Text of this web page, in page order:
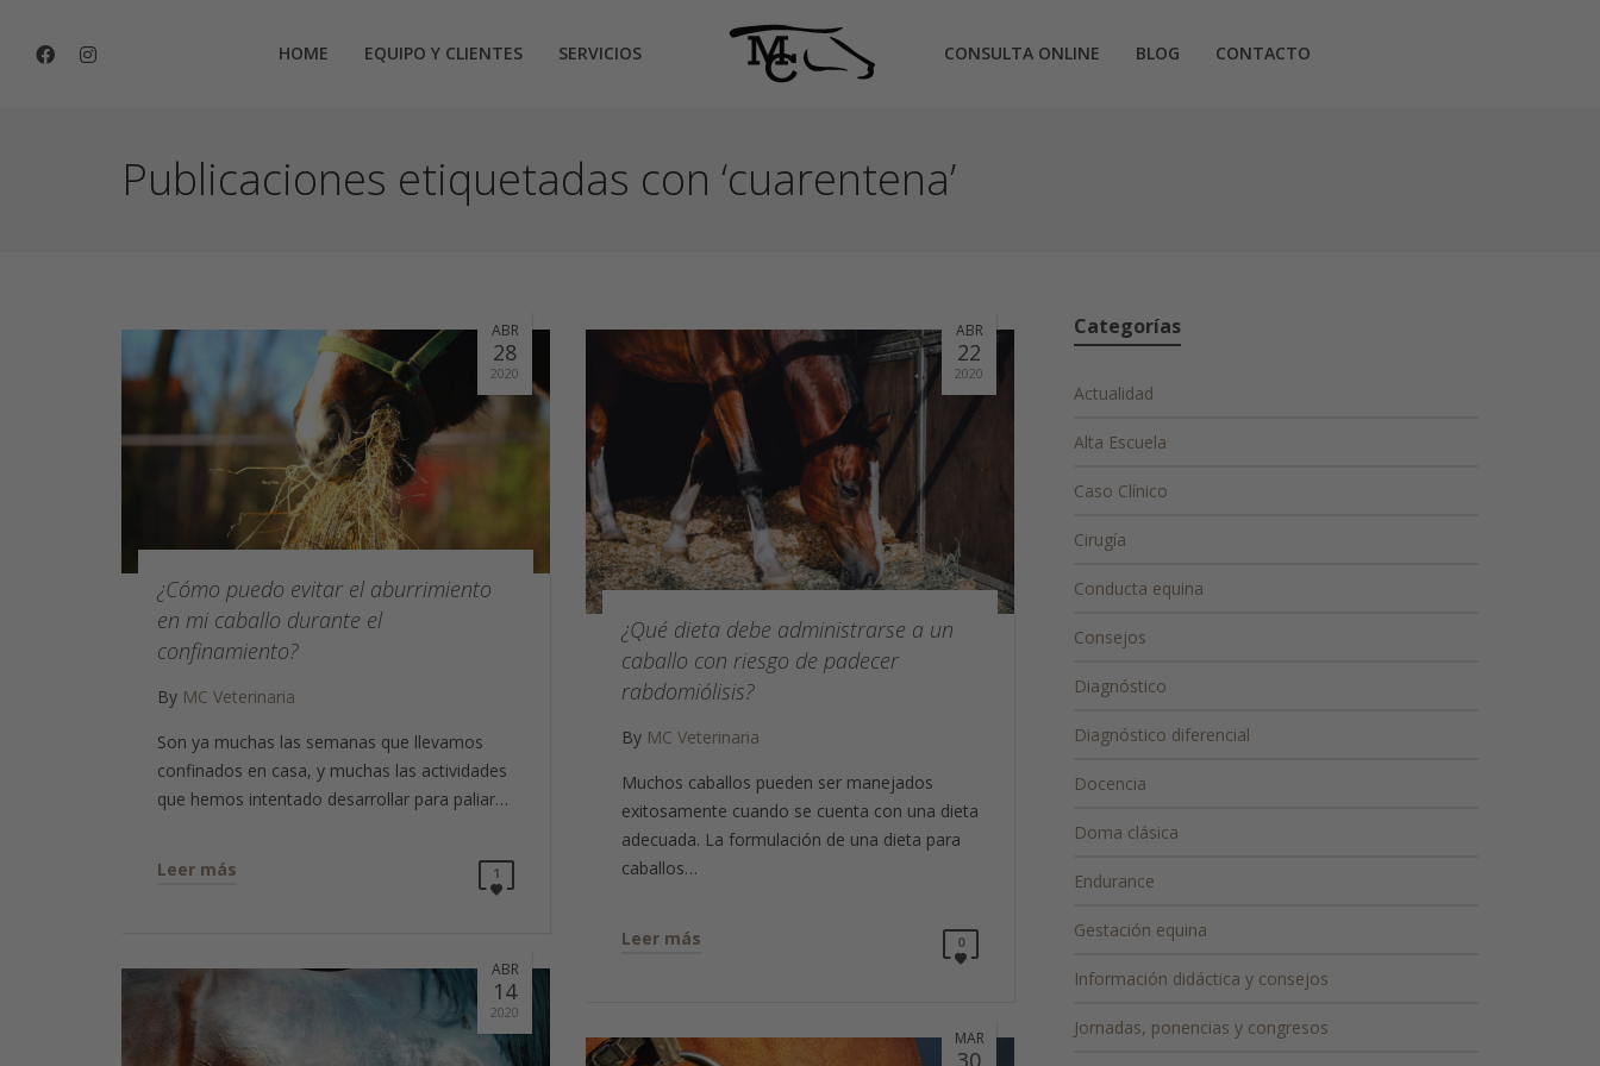
HOME EQUIPO Y CLIENTES SERVICIOS CONSULTA ONLINE BLOG CONTACTO
Publicaciones etiquetadas con ‘cuarentena’
ABR
28
2020
¿Cómo puedo evitar el aburrimiento
en mi caballo durante el
confinamiento?
By MC Veterinaria
Son ya muchas las semanas que llevamos
confinados en casa, y muchas las actividades
que hemos intentado desarrollar para paliar…
Leer más 1
ABR
22
2020
¿Qué dieta debe administrarse a un
caballo con riesgo de padecer
rabdomiólisis?
By MC Veterinaria
Muchos caballos pueden ser manejados
exitosamente cuando se cuenta con una dieta
adecuada. La formulación de una dieta para
caballos…
Leer más 0
ABR
14
2020
MAR
30
Categorías
Actualidad
Alta Escuela
Caso Clínico
Cirugía
Conducta equina
Consejos
Diagnóstico
Diagnóstico diferencial
Docencia
Doma clásica
Endurance
Gestación equina
Información didáctica y consejos
Jornadas, ponencias y congresos